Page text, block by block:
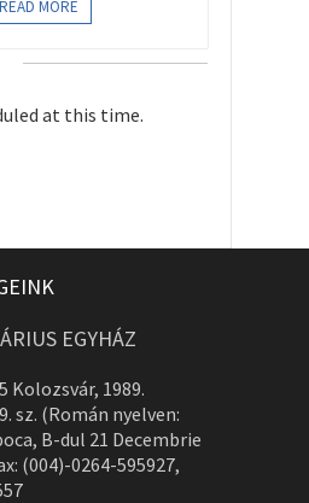
READ MORE
at this time.
EGYHÁZ
Kolozsvár, 1989.
sz. (Román nyelven:
B-dul 21 Decembrie
(004)-0264-595927,